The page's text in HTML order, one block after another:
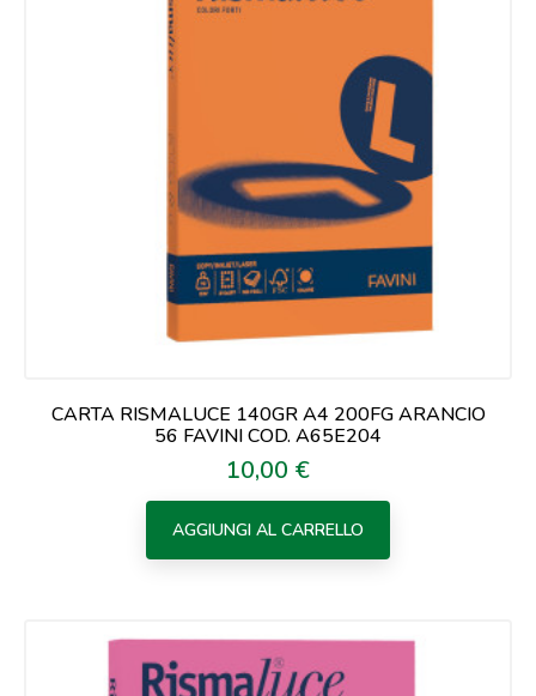
CARTA RISMALUCE 140GR A4 200FG ARANCIO
56 FAVINI COD. A65E204
Prezzo
10,00 €
AGGIUNGI AL CARRELLO